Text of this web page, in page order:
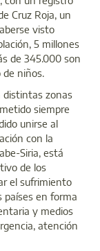
Cruz Roja, un
visto
5 millones
de 345.000 son
niños.
distintas zonas
siempre
unirse al
con la
Siria, está
de los
el sufrimiento
países en forma
y medios
atención